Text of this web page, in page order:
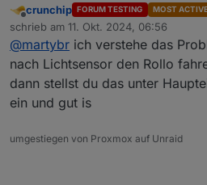
Kannst du die Aussage
bestätigen? In der Doku
10.10.24.
@Axel-Koeneke
Ich habe es wie du
Sonnenaufgang und
Offline
crunchip FORUM TESTING MOST
schrieb am 11. Okt. 2024, 06:56
zuletzt editiert von
@martybr ich verstehe das
nach Lichtsensor den Rollo
dann stellst du das unter
ein und gut is
umgestiegen von Proxmox auf Unraid